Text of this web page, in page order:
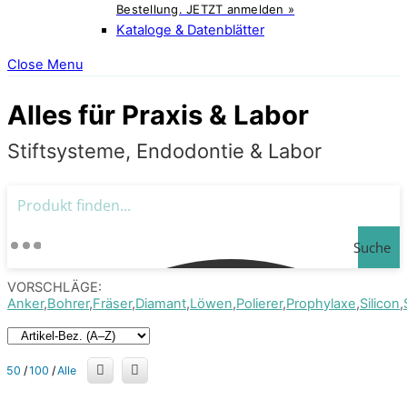
Bestellung. JETZT anmelden »
Kataloge & Datenblätter
Close Menu
Alles für Praxis & Labor
Stiftsysteme, Endodontie & Labor
Suche
VORSCHLÄGE:
Anker Bohrer Fräser Diamant Löwen Polierer Prophylaxe Silicon
50 /100 /Alle